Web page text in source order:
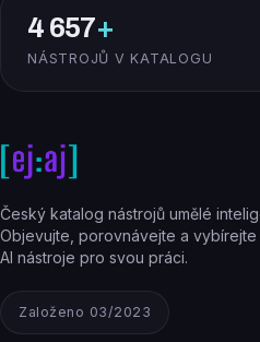
4 657+
NÁSTROJŮ V KATALOGU
Český katalog nástrojů umělé
Objevujte, porovnávejte a vybírejte
AI nástroje pro svou práci.
Založeno 03/2023